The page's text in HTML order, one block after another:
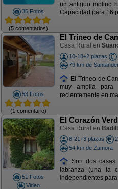
35 Fotos
(5 comentarios)
un antiguo molino
Capacidad para 16
53 Fotos
(1 comentario)
El Trineo de
Casa Rural en
10-18+2 plazas
79 km de
El Trineo de
muy amplia para
recientemente en
51 Fotos
Video
El Corazón
Casa Rural en
8-21+3 plazas
54 km de Zamora
Son dos
labranza (una la
independientes